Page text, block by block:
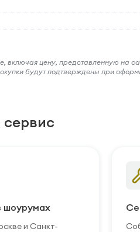
включая цену, представленную на
будут подтверждены при
сервис
шоурумах
и Санкт-